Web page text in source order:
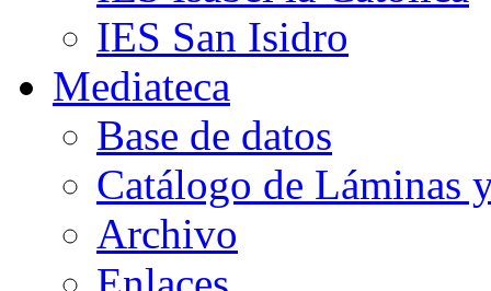
IES San Isidro
Mediateca
Base de datos
Catálogo de Láminas
Archivo